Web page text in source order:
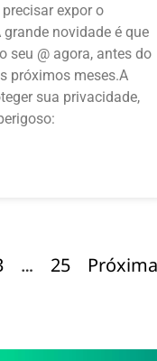
expor o
novidade é que
seu @ agora, antes do
próximos meses.A
sua privacidade,
… 25